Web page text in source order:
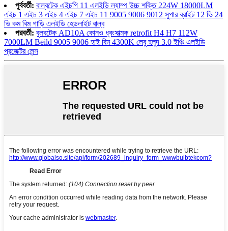
পূর্ববর্তী: বাল্বটেক এইচপি 11 এলইডি ল্যাম্প উচ্চ শক্তি 224W 18000LM
এইচ 1 এইচ 3 এইচ 4 এইচ 7 এইচ 11 9005 9006 9012 সুপার ব্রাইট 12 ভি 24
ভি কম বিম গাড়ি এলইডি হেডলাইট বাল্ব
পরবর্তী: বুলবটেক AD10A কোনও ধ্বংসাত্মক retrofit H4 H7 112W
7000LM Beild 9005 9006 হাই বিম 4300K ​​লেবু হলুদ 3.0 ইঞ্চি এলইডি
প্রজেক্টর লেন্স